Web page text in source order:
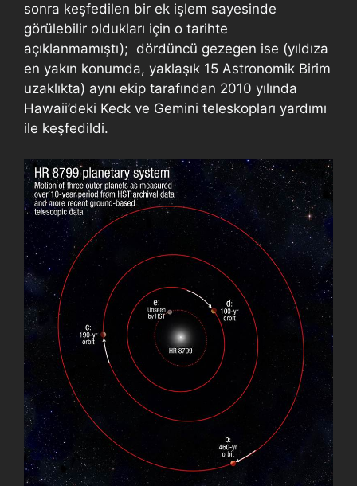
sonra keşfedilen bir ek işlem sayesinde
görülebilir oldukları için o tarihte
açıklanmamıştı); dördüncü gezegen ise (yıldıza
en yakın konumda, yaklaşık 15 Astronomik Birim
uzaklıkta) aynı ekip tarafından 2010 yılında
Hawaii’deki Keck ve Gemini teleskopları yardımı
ile keşfedildi.